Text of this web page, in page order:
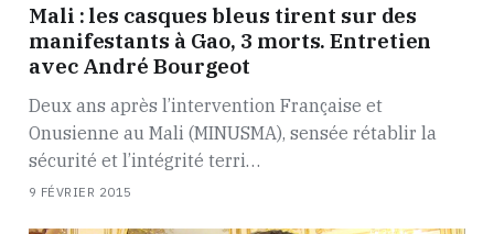
Mali : les casques bleus tirent sur des
manifestants à Gao, 3 morts. Entretien
avec André Bourgeot
Deux ans après l’intervention Française et
Onusienne au Mali (MINUSMA), sensée rétablir la
sécurité et l’intégrité terri…
9 FÉVRIER 2015